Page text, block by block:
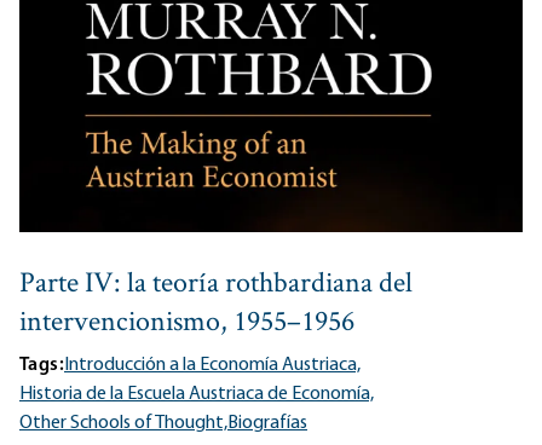
Parte IV: la teoría rothbardiana del
intervencionismo, 1955–1956
Tags:Introducción a la Economía Austriaca,
Historia de la Escuela Austriaca de Economía,
Other Schools of Thought,Biografías